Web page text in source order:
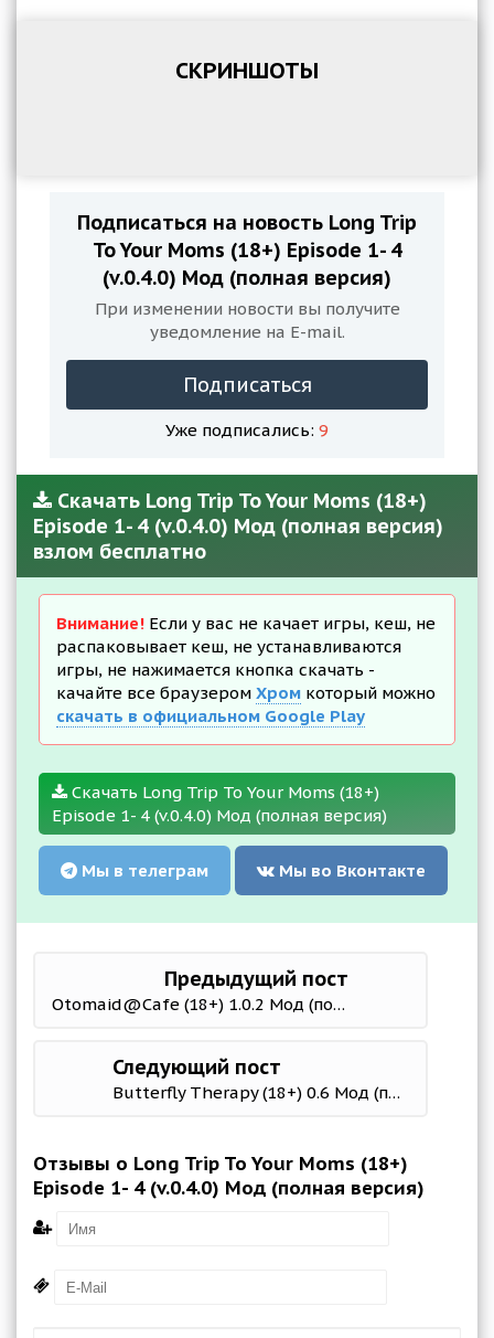
СКРИНШОТЫ
Подписаться на новость Long Trip
To Your Moms (18+) Episode 1- 4
(v.0.4.0) Мод (полная версия)
При изменении новости вы получите
уведомление на E-mail.
Подписаться
Уже подписались: 9
Скачать Long Trip To Your Moms (18+)
Episode 1- 4 (v.0.4.0) Мод (полная версия)
взлом бесплатно
Внимание! Если у вас не качает игры, кеш, не
распаковывает кеш, не устанавливаются
игры, не нажимается кнопка скачать -
качайте все браузером Хром который можно
скачать в официальном Google Play
Скачать Long Trip To Your Moms (18+)
Episode 1- 4 (v.0.4.0) Мод (полная версия)
Мы в телеграм Мы во Вконтакте
Предыдущий пост
Otomaid@Cafe (18+) 1.0.2 Мод (полная версия)
Следующий пост
Butterfly Therapy (18+) 0.6 Мод (полная версия)
Отзывы о Long Trip To Your Moms (18+)
Episode 1- 4 (v.0.4.0) Мод (полная версия)